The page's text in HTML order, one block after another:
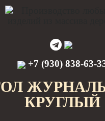
+7 (930) 838-63-
КРУГЛЫЙ